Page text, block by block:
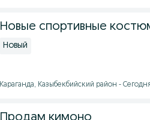
Новые спортивные
Новый
Караганда, Казыбекбийский район -
Продам кимоно